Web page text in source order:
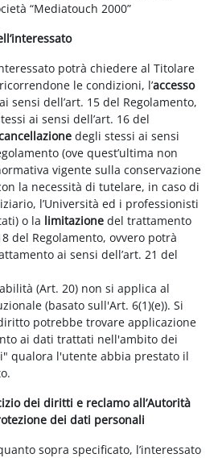
“Mediatouch 2000”
potrà chiedere al Titolare
le condizioni, l’accesso
sensi dell’art. 15 del Regolamento,
ai sensi dell’art. 16 del
degli stessi ai sensi
(ove quest’ultima non
vigente sulla conservazione
la necessità di tutelare, in caso di
l’Università ed i professionisti
o la limitazione del trattamento
del Regolamento, ovvero potrà
ai sensi dell’art. 21 del
(Art. 20) non si applica al
(basato sull'Art. 6(1)(e)). Si
potrebbe trovare applicazione
ai dati trattati nell'ambito dei
qualora l'utente abbia prestato il
dei diritti e reclamo all’Autorità
dei dati personali
sopra specificato, l’interessato